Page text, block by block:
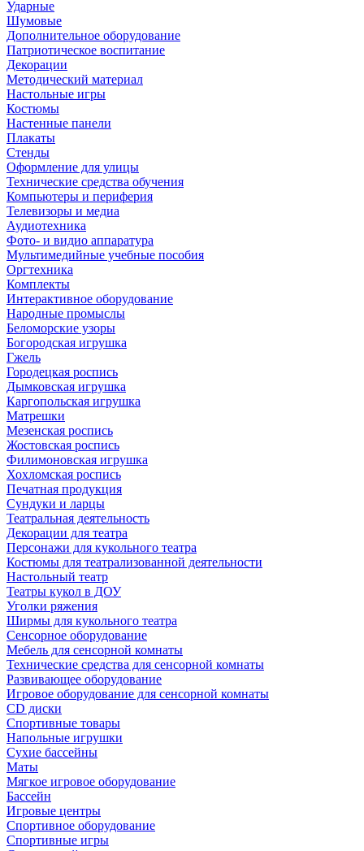
Ударные
Шумовые
Дополнительное оборудование
Патриотическое воспитание
Декорации
Методический материал
Настольные игры
Костюмы
Настенные панели
Плакаты
Стенды
Оформление для улицы
Технические средства обучения
Компьютеры и периферия
Телевизоры и медиа
Аудиотехника
Фото- и видио аппаратура
Мультимедийные учебные пособия
Оргтехника
Комплекты
Интерактивное оборудование
Народные промыслы
Беломорские узоры
Богородская игрушка
Гжель
Городецкая роспись
Дымковская игрушка
Каргопольская игрушка
Матрешки
Мезенская роспись
Жостовская роспись
Филимоновская игрушка
Хохломская роспись
Печатная продукция
Сундуки и ларцы
Театральная деятельность
Декорации для театра
Персонажи для кукольного театра
Костюмы для театрализованной деятельности
Настольный театр
Театры кукол в ДОУ
Уголки ряжения
Ширмы для кукольного театра
Сенсорное оборудование
Мебель для сенсорной комнаты
Технические средства для сенсорной комнаты
Развивающее оборудование
Игровое оборудование для сенсорной комнаты
CD диски
Спортивные товары
Напольные игрушки
Сухие бассейны
Маты
Мягкое игровое оборудование
Бассейн
Игровые центры
Спортивное оборудование
Спортивные игры